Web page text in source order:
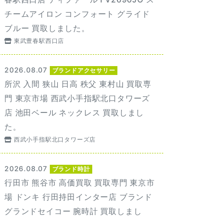
チームアイロン コンフォート グライド
ブルー 買取しました。
東武豊春駅西口店
2026.08.07 ブランドアクセサリー
所沢 入間 狭山 日高 秩父 東村山 買取専
門 東京市場 西武小手指駅北口タワーズ
店 池田ベール ネックレス 買取しまし
た。
西武小手指駅北口タワーズ店
2026.08.07 ブランド時計
行田市 熊谷市 高価買取 買取専門 東京市
場 ドンキ 行田持田インター店 ブランド
グランドセイコー 腕時計 買取しまし